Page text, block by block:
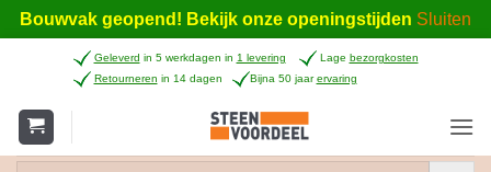
Bouwvak geopend! Bekijk onze openingstijden Sluiten
inhoud
Geleverd in 5 werkdagen in 1 levering Lage bezorgkosten
Retourneren in 14 dagen Bijna 50 jaarervaring